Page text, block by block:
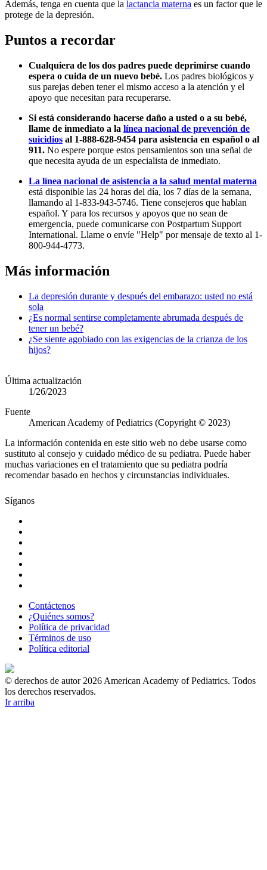
Además, tenga en cuenta que la lactancia materna es un factor que le
protege de la depresión.
Puntos a recordar
Cualquiera de los dos padres puede deprimirse cuando
espera o cuida de un nuevo bebé. Los padres biológicos y
sus parejas deben tener el mismo acceso a la atención y el
apoyo que necesitan para recuperarse.
Si está considerando hacerse daño a usted o a su bebé,
llame de inmediato a la línea nacional de prevención de
suicidios al 1-888-628-9454 para asistencia en español o al
911. No espere porque estos pensamientos son una señal de
que necesita ayuda de un especialista de inmediato.
La línea nacional de asistencia a la salud mental materna
está disponible las 24 horas del día, los 7 días de la semana,
llamando al 1-833-943-5746. Tiene consejeros que hablan
español. Y para los recursos y apoyos que no sean de
emergencia, puede comunicarse con Postpartum Support
International. Llame o envíe "Help" por mensaje de texto al 1-
800-944-4773.
Más información
La depresión durante y después del embarazo: usted no está
sola
¿Es normal sentirse completamente abrumada después de
tener un bebé?
¿Se siente agobiado con las exigencias de la crianza de los
hijos?
Última actualización
1/26/2023
Fuente
American Academy of Pediatrics (Copyright © 2023)
La información contenida en este sitio web no debe usarse como
sustituto al consejo y cuidado médico de su pediatra. Puede haber
muchas variaciones en el tratamiento que su pediatra podría
recomendar basado en hechos y circunstancias individuales.
Síganos
Contáctenos
¿Quiénes somos?
Política de privacidad
Términos de uso
Política editorial
© derechos de autor 2026 American Academy of Pediatrics. Todos
los derechos reservados.
Ir arriba